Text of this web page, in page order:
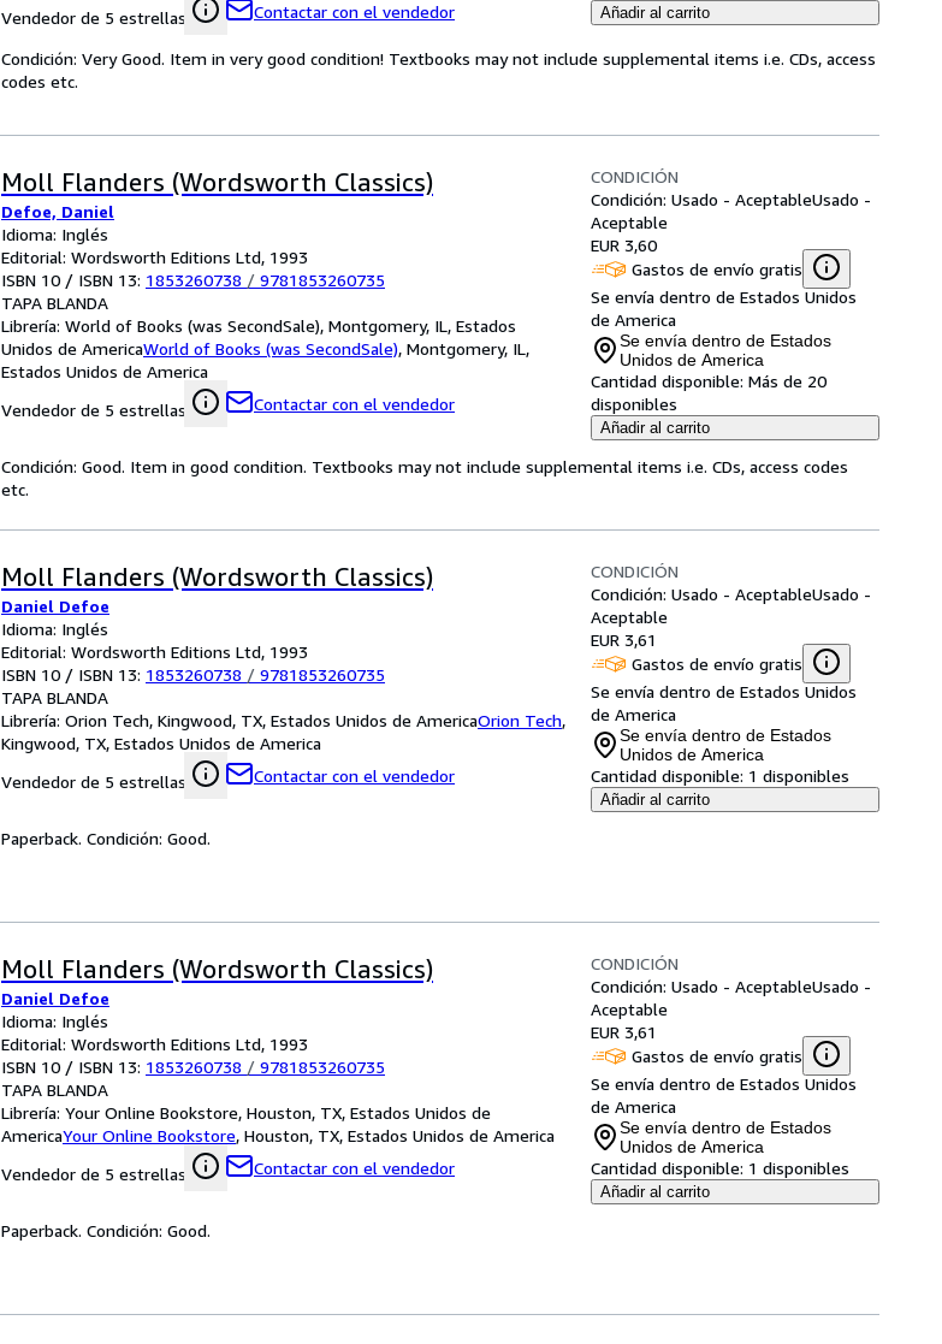
Vendedor de 5 estrellas
Contactar con el vendedor Añadir al carrito
Condición: Very Good. Item in very good condition! Textbooks may not include supplemental items i.e. CDs, access
codes etc.
Moll Flanders (Wordsworth Classics)
Defoe, Daniel
Idioma: Inglés
Editorial: Wordsworth Editions Ltd, 1993
ISBN 10 / ISBN 13: 1853260738 / 9781853260735
TAPA BLANDA
Librería: World of Books (was SecondSale), Montgomery, IL, Estados
Unidos de AmericaWorld of Books (was SecondSale), Montgomery, IL,
Estados Unidos de America
Vendedor de 5 estrellas
Contactar con el vendedor
CONDICIÓN
Condición: Usado - AceptableUsado -
Aceptable
EUR 3,60
Gastos de envío gratis
Se envía dentro de Estados Unidos
de America
Se envía dentro de Estados
Unidos de America
Cantidad disponible: Más de 20
disponibles
Añadir al carrito
Condición: Good. Item in good condition. Textbooks may not include supplemental items i.e. CDs, access codes
etc.
Moll Flanders (Wordsworth Classics)
Daniel Defoe
Idioma: Inglés
Editorial: Wordsworth Editions Ltd, 1993
ISBN 10 / ISBN 13: 1853260738 / 9781853260735
TAPA BLANDA
Librería: Orion Tech, Kingwood, TX, Estados Unidos de AmericaOrion Tech,
Kingwood, TX, Estados Unidos de America
Vendedor de 5 estrellas
Contactar con el vendedor
CONDICIÓN
Condición: Usado - AceptableUsado -
Aceptable
EUR 3,61
Gastos de envío gratis
Se envía dentro de Estados Unidos
de America
Se envía dentro de Estados
Unidos de America
Cantidad disponible: 1 disponibles
Añadir al carrito
Paperback. Condición: Good.
Moll Flanders (Wordsworth Classics)
Daniel Defoe
Idioma: Inglés
Editorial: Wordsworth Editions Ltd, 1993
ISBN 10 / ISBN 13: 1853260738 / 9781853260735
TAPA BLANDA
Librería: Your Online Bookstore, Houston, TX, Estados Unidos de
AmericaYour Online Bookstore, Houston, TX, Estados Unidos de America
Vendedor de 5 estrellas
Contactar con el vendedor
CONDICIÓN
Condición: Usado - AceptableUsado -
Aceptable
EUR 3,61
Gastos de envío gratis
Se envía dentro de Estados Unidos
de America
Se envía dentro de Estados
Unidos de America
Cantidad disponible: 1 disponibles
Añadir al carrito
Paperback. Condición: Good.